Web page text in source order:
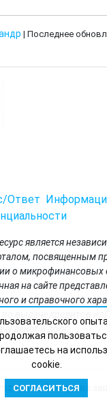
на
cookie.
СОГЛАСИТЬСЯ
| Последнее
Ответ
является
посвященным
о микрофинансовых
на сайте
и справочного
денег в долг.
Все права